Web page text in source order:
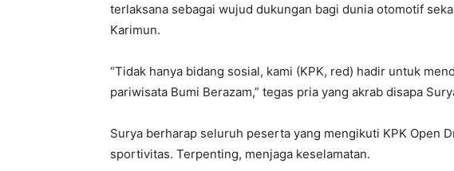
terlaksana sebagai wujud dukungan bagi dunia otomotif
Karimun.
“Tidak hanya bidang sosial, kami (KPK, red) hadir untuk
pariwisata Bumi Berazam,” tegas pria yang akrab disapa
Surya berharap seluruh peserta yang mengikuti KPK Open
sportivitas. Terpenting, menjaga keselamatan.